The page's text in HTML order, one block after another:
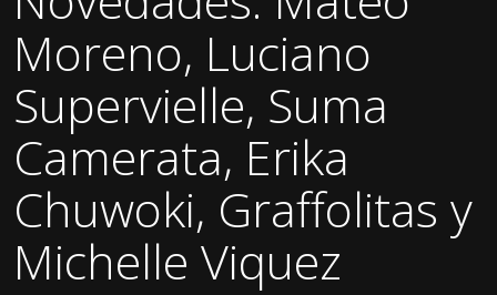
Moreno, Luciano
Supervielle, Suma
Camerata, Erika
Chuwoki, Graffolitas y
Michelle Viquez